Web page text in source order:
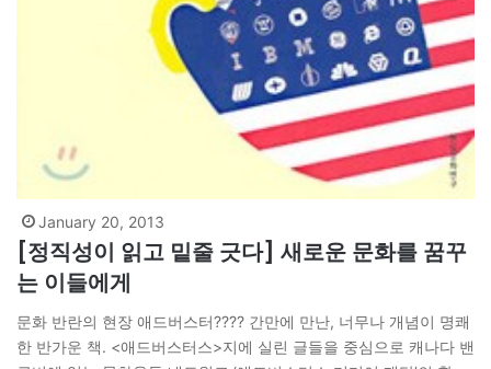
January 20, 2013
[정직성이 읽고 밑줄 긋다] 새로운 문화를 꿈꾸
는 이들에게
문화 반란의 현장 애드버스터???? 간만에 만난, 너무나 개념이 명쾌
한 반가운 책. <애드버스터스>지에 실린 글들을 중심으로 캐나다 밴